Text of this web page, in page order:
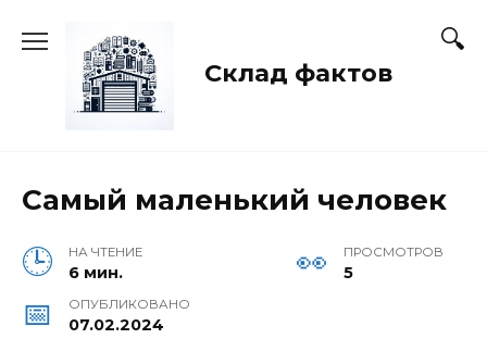
содержанию
Склад фактов
Самый маленький человек
НА ЧТЕНИЕ
6 мин.
ПРОСМОТРОВ
5
ОПУБЛИКОВАНО
07.02.2024